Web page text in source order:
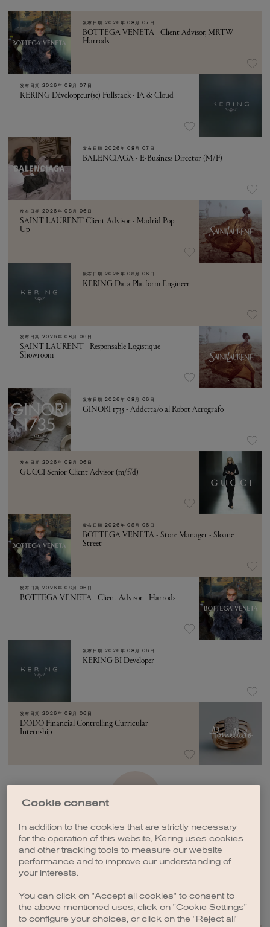
发布日期 2026年 08月 07日
BOTTEGA VENETA - Client Advisor, MRTW
Harrods
发布日期 2026年 08月 07日
KERING Développeur(se) Fullstack - IA & Cloud
发布日期 2026年 08月 07日
BALENCIAGA - E-Business Director (M/F)
发布日期 2026年 08月 06日
SAINT LAURENT Client Advisor - Madrid Pop
Up
发布日期 2026年 08月 06日
KERING Data Platform Engineer
发布日期 2026年 08月 06日
SAINT LAURENT - Responsable Logistique
Showroom
发布日期 2026年 08月 06日
GINORI 1735 - Addetta/o al Robot Aerografo
发布日期 2026年 08月 06日
GUCCI Senior Client Advisor (m/f/d)
发布日期 2026年 08月 06日
BOTTEGA VENETA - Store Manager - Sloane
Street
发布日期 2026年 08月 06日
BOTTEGA VENETA - Client Advisor - Harrods
发布日期 2026年 08月 06日
KERING BI Developer
发布日期 2026年 08月 06日
DODO Financial Controlling Curricular
Internship
Cookie consent
In addition to the cookies that are strictly necessary
for the operation of this website, Kering uses cookies
and other tracking tools to measure our website
performance and to improve our understanding of
your interests.
You can click on "Accept all cookies" to consent to
the above mentioned uses, click on "Cookie Settings"
to configure your choices, or click on the "Reject all"